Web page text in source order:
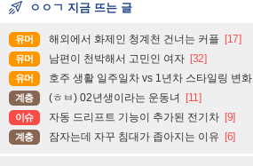
ㅇㅇㄱ 지금 뜨는 글
유머 해외에서 화제인 청계천 건너는 커플 [17]
유머 남편이 천박해서 고민인 여자 [32]
유머 호주 생활 일주일차 vs 1년차 스타일링 변화
계층 (ㅎㅂ) 02년생이라는 운동녀 [11]
이슈 자동 드리프트 기능이 추가된 전기차 [9]
계층 잠자는데 자꾸 침대가 좁아지는 이유 [6]